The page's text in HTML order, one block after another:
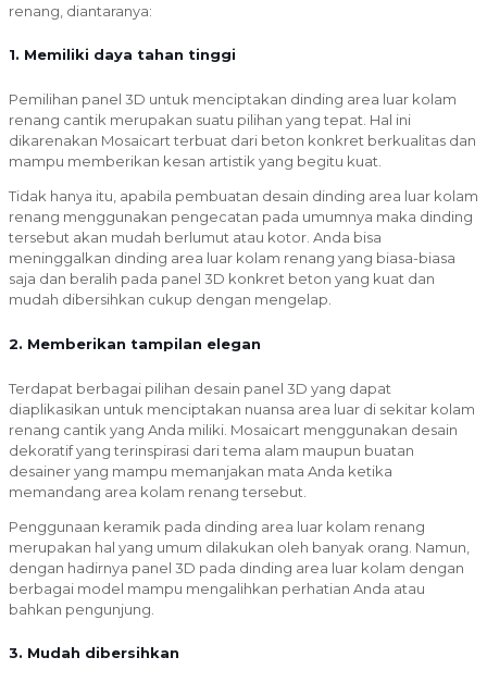
renang, diantaranya:
1. Memiliki daya tahan tinggi
Pemilihan panel 3D untuk menciptakan dinding area luar kolam
renang cantik merupakan suatu pilihan yang tepat. Hal ini
dikarenakan Mosaicart terbuat dari beton konkret berkualitas dan
mampu memberikan kesan artistik yang begitu kuat.
Tidak hanya itu, apabila pembuatan desain dinding area luar kolam
renang menggunakan pengecatan pada umumnya maka dinding
tersebut akan mudah berlumut atau kotor. Anda bisa
meninggalkan dinding area luar kolam renang yang biasa-biasa
saja dan beralih pada panel 3D konkret beton yang kuat dan
mudah dibersihkan cukup dengan mengelap.
2. Memberikan tampilan elegan
Terdapat berbagai pilihan desain panel 3D yang dapat
diaplikasikan untuk menciptakan nuansa area luar di sekitar kolam
renang cantik yang Anda miliki. Mosaicart menggunakan desain
dekoratif yang terinspirasi dari tema alam maupun buatan
desainer yang mampu memanjakan mata Anda ketika
memandang area kolam renang tersebut.
Penggunaan keramik pada dinding area luar kolam renang
merupakan hal yang umum dilakukan oleh banyak orang. Namun,
dengan hadirnya panel 3D pada dinding area luar kolam dengan
berbagai model mampu mengalihkan perhatian Anda atau
bahkan pengunjung.
3. Mudah dibersihkan